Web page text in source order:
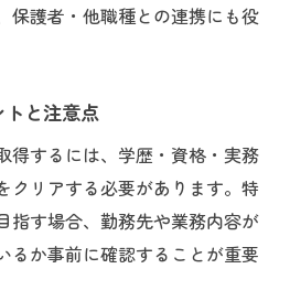
保護者・他職種との連携にも役
と注意点
得するには、学歴・資格・実務
クリアする必要があります。特
指す場合、勤務先や業務内容が
るか事前に確認することが重要